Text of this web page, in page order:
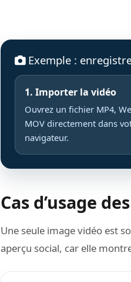
Exemple :
1. Importer la vidéo
Ouvrez un fichier MP4,
MOV directement dans
navigateur.
Cas d’usage
Une seule image vidéo est
aperçu social, car elle